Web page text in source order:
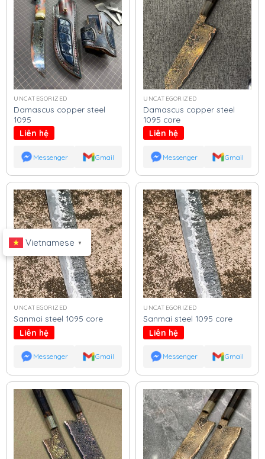
UNCATEGORIZED
Damascus copper steel
1095
Liên hệ
Messenger Gmail
UNCATEGORIZED
Damascus copper steel
1095 core
Liên hệ
Messenger Gmail
UNCATEGORIZED
Sanmai steel 1095 core
Liên hệ
Messenger Gmail
UNCATEGORIZED
Sanmai steel 1095 core
Liên hệ
Messenger Gmail
Vietnamese ▼